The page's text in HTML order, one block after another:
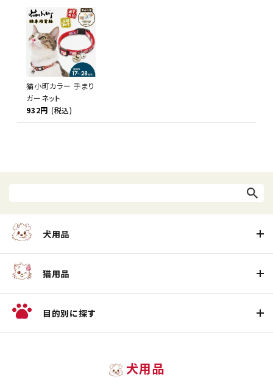
猫小町カラー 手まり
ガーネット
932円 (税込)
犬用品
猫用品
目的別に探す
犬用品